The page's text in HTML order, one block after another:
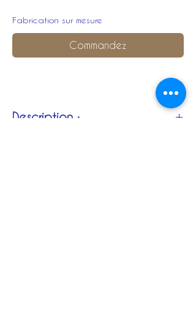
Fabrication sur mesure
Commandez
Description :